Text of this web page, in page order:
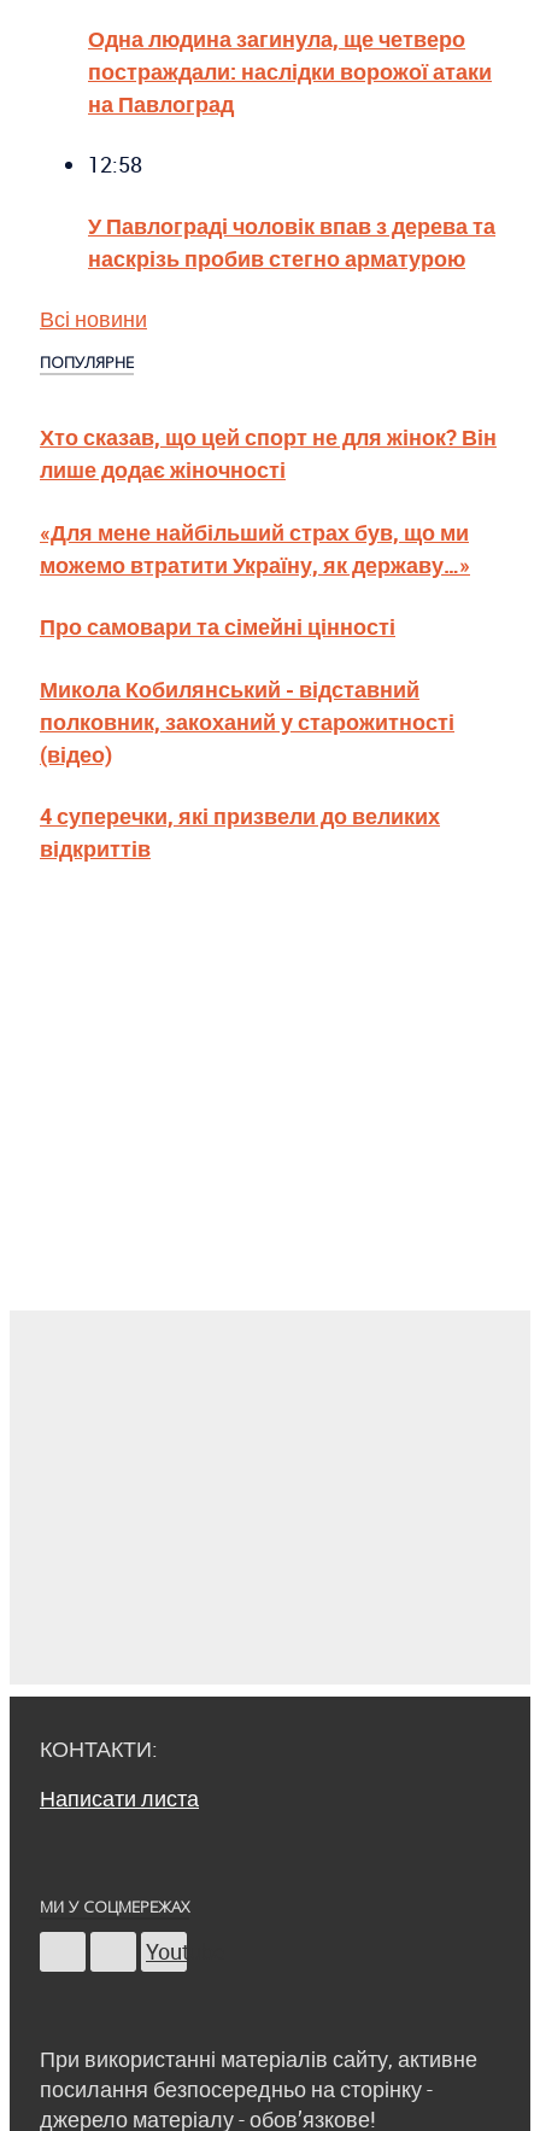
Одна людина загинула, ще четверо
постраждали: наслідки ворожої атаки
на Павлоград
12:58
У Павлограді чоловік впав з дерева та
наскрізь пробив стегно арматурою
Всі новини
ПОПУЛЯРНЕ
Хто сказав, що цей спорт не для жінок? Він
лише додає жіночності
«Для мене найбільший страх був, що ми
можемо втратити Україну, як державу…»
Про самовари та сімейні цінності
Микола Кобилянський - відставний
полковник, закоханий у старожитності
(відео)
4 суперечки, які призвели до великих
відкриттів
КОНТАКТИ:
Написати листа
МИ У СОЦМЕРЕЖАХ
Youtube
При використанні матеріалів сайту, активне
посилання безпосередньо на сторінку -
джерело матеріалу - обов’язкове!